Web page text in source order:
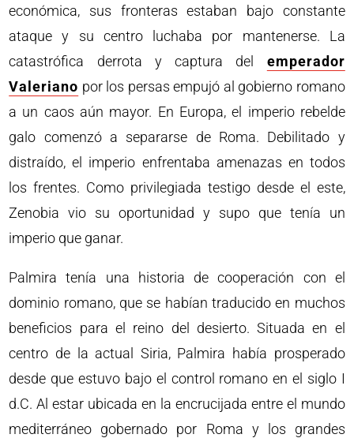
económica, sus fronteras estaban bajo constante
ataque y su centro luchaba por mantenerse. La
catastrófica derrota y captura del emperador
Valeriano por los persas empujó al gobierno romano
a un caos aún mayor. En Europa, el imperio rebelde
galo comenzó a separarse de Roma. Debilitado y
distraído, el imperio enfrentaba amenazas en todos
los frentes. Como privilegiada testigo desde el este,
Zenobia vio su oportunidad y supo que tenía un
imperio que ganar.
Palmira tenía una historia de cooperación con el
dominio romano, que se habían traducido en muchos
beneficios para el reino del desierto. Situada en el
centro de la actual Siria, Palmira había prosperado
desde que estuvo bajo el control romano en el siglo I
d.C. Al estar ubicada en la encrucijada entre el mundo
mediterráneo gobernado por Roma y los grandes